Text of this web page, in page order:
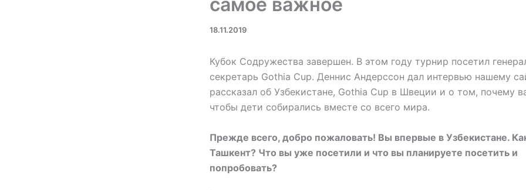
18.11.2019
Кубок Содружества завершен. В этом году турнир посетил
секретарь Gothia Cup. Деннис Андерссон дал интервью нашему
рассказал об Узбекистане, Gothia Cup в Швеции и о том, почему
чтобы дети собирались вместе со всего мира.
Прежде всего, добро пожаловать! Вы впервые в Узбекистане.
Ташкент? Что вы уже посетили и что вы планируете посетить и
попробовать?